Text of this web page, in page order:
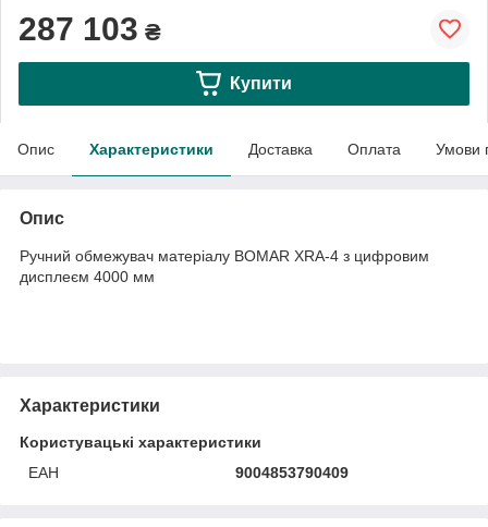
287 103 ₴
Купити
Опис Характеристики Доставка Оплата Умови
Опис
Ручний обмежувач матеріалу BOMAR XRA-4 з цифровим
дисплеєм 4000 мм
Характеристики
Користувацькі характеристики
ЕАН
9004853790409